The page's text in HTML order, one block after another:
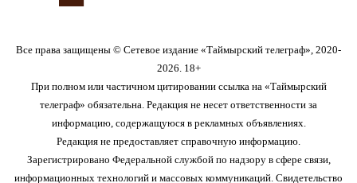
Все права защищены © Сетевое издание «Таймырский телеграф», 2020-
2026. 18+
При полном или частичном цитировании ссылка на «Таймырский
телеграф» обязательна. Редакция не несет ответственности за
информацию, содержащуюся в рекламных объявлениях.
Редакция не предоставляет справочную информацию.
Зарегистрировано Федеральной службой по надзору в сфере связи,
информационных технологий и массовых коммуникаций. Свидетельство